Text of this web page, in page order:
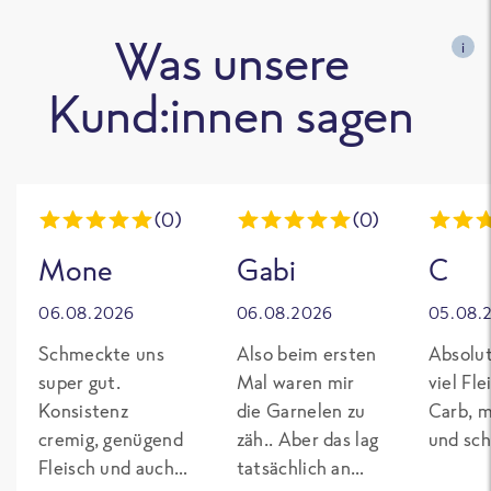
Was unsere
Kund:innen sagen
i
(0)
Mone
06.08.2026
Schmeckte uns
super gut.
Konsistenz
cremig, genügend
Fleisch und auch
(0)
Gabi
06.08.2026
Also beim ersten
Mal waren mir
die Garnelen zu
zäh.. Aber das lag
tatsächlich an
C
viel
Carb,
und